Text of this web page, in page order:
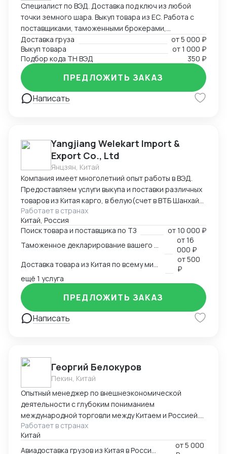
качественным оборудованием.
Специалист по ВЭД. Доставка под ключ из любой
точки земного шара. Выкуп товара из ЕС. Работа с
поставщиками, таможенными брокерами,
перевозчиками. Создание и редактирование
документов (любых (прям любых)) под ваши нужды.
Доставка груза от5 000 ₽
Выкуп товара
от1 000 ₽
Подбор кода ТН ВЭД
350 ₽
Написать
ПРЕДЛОЖИТЬ ЗАКАЗ
Yangjiang Welekart Import &
Export Co., Ltd
Янцзян, Китай
Компания имеет многолетний опыт работы в ВЭД.
Предоставляем услуги выкупа и поставки различных
товаров из Китая карго, в белую(счет в ВТБ Шанхай),
под ключ. Помогаем с оформлением различных
сертификатов на территории КНР. В частности, из
за территориального расположения компании,
специализируемся на кухонной утвари, ножах,
маникюрные металлические инструменты и т.п.;
стоматологических металлических инструментах.
Работает в странах
Китай, Россия
Поиск товара и поставщика по ТЗ
от10 000 ₽
от16
000 ₽
от500
₽
ещё 1 услуга
Написать
ПРЕДЛОЖИТЬ ЗАКАЗ
Георгий Белокуров
Пекин, Китай
Опытный менеджер по внешнеэкономической
деятельности с глубоким пониманием
международной торговли между Китаем и Россией.
Более 8 лет практического опыта в сфере импорта,
экспорта и логистики, включая полное
сопровождение сделок «под ключ» — от поиска
Работает в странах
Китай
от5 000